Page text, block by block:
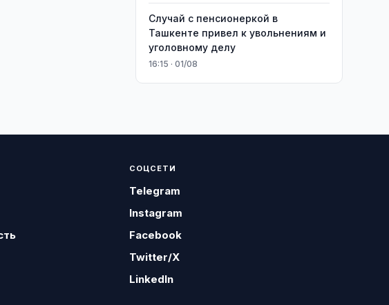
Случай с пенсионеркой в
Ташкенте привел к увольнениям и
уголовному делу
16:15 · 01/08
СОЦСЕТИ
Telegram
Instagram
Facebook
Twitter/X
LinkedIn